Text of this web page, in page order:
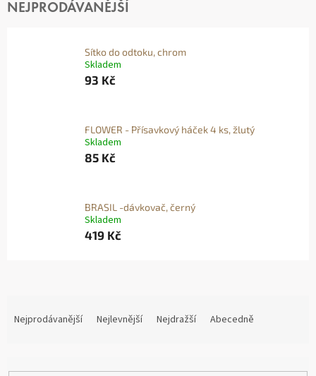
NEJPRODÁVANĚJŠÍ
Sítko do odtoku, chrom
Skladem
93 Kč
FLOWER - Přísavkový háček 4 ks, žlutý
Skladem
85 Kč
BRASIL -dávkovač, černý
Skladem
419 Kč
ANejprodávanější Nejlevnější Nejdražší Abecedně